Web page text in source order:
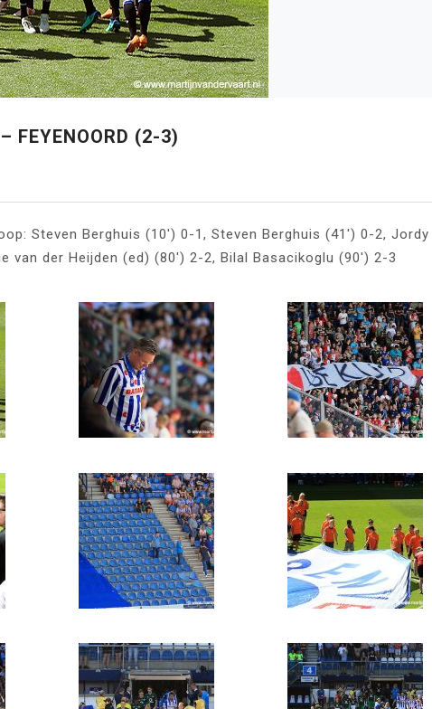
FEYENOORD (2-3)
Steven Berghuis (10′) 0-1, Steven Berghuis (41′) 0-2, Jordy
van der Heijden (ed) (80′) 2-2, Bilal Basacikoglu (90′) 2-3